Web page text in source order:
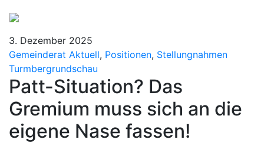
3. Dezember 2025
Gemeinderat Aktuell, Positionen, Stellungnahmen
Turmbergrundschau
Patt-Situation? Das
Gremium muss sich an die
eigene Nase fassen!